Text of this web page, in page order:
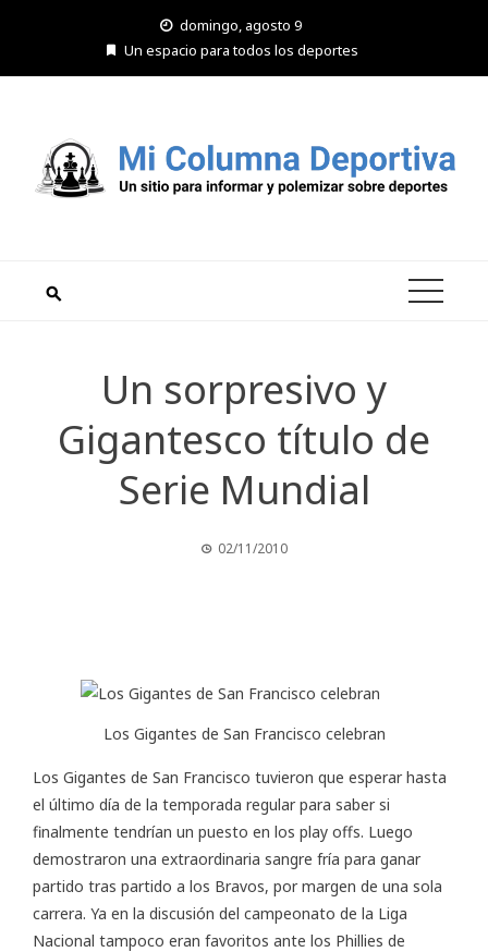
domingo, agosto 9
Un espacio para todos los deportes
Un sorpresivo y
Gigantesco título de
Serie Mundial
02/11/2010
Los Gigantes de San Francisco celebran
Los Gigantes de San Francisco tuvieron que esperar hasta
el último día de la temporada regular para saber si
finalmente tendrían un puesto en los play offs. Luego
demostraron una extraordinaria sangre fría para ganar
partido tras partido a los Bravos, por margen de una sola
carrera. Ya en la discusión del campeonato de la Liga
Nacional tampoco eran favoritos ante los Phillies de